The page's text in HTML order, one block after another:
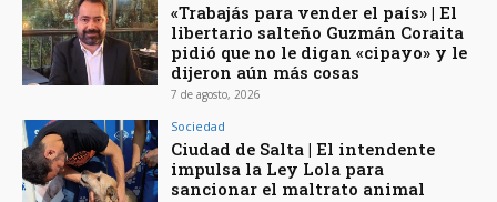
«Trabajás para vender el país» | El
libertario salteño Guzmán Coraita
pidió que no le digan «cipayo» y le
dijeron aún más cosas
7 de agosto, 2026
Sociedad
Ciudad de Salta | El intendente
impulsa la Ley Lola para
sancionar el maltrato animal